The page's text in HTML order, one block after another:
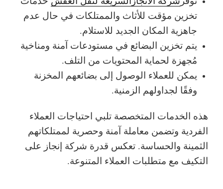
تخزين مؤقت للأثاث والممتلكات في حال عدم
جاهزية المكان الجديد للاستلام.
يتم تخزين البضائع في مستودعات آمنة ومناخية
مُجهزة لحماية المحتويات من التلف.
يمكن للعملاء الوصول إلى بضائعهم المخزنة
وفقًا لجداولهم الزمنية.
هذه الخدمات المتخصصة تلبي احتياجات العملاء
الفردية وتضمن معاملة آمنة وحصرية لممتلكاتهم
الثمينة والحساسة. تعكس قدرة شركة إنجاز على
التكيف مع متطلبات العملاء المتنوعة.